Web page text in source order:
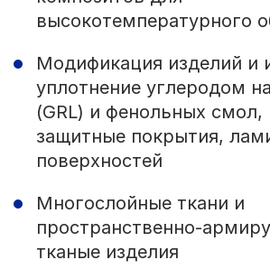
высокотемпературного
Модификация изделий и
уплотнение углеродом
(GRL) и фенольных
защитные покрытия,
поверхностей
Многослойные ткани и
пространственно-
тканые изделия